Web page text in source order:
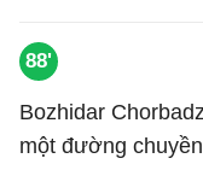
88'
Bozhidar
một đường